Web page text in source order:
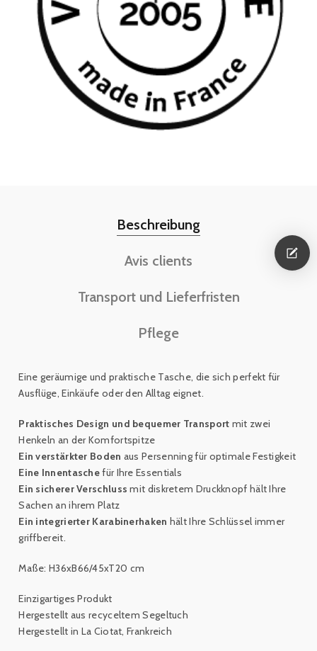
Beschreibung
Avis clients
Transport und Lieferfristen
Pflege
Eine geräumige und praktische Tasche, die sich perfekt für
Ausflüge, Einkäufe oder den Alltag eignet.
Praktisches Design und bequemer Transport mit zwei
Henkeln an der Komfortspitze
Ein verstärkter Boden aus Persenning für optimale Festigkeit
Eine Innentaschefür Ihre Essentials
Ein sicherer Verschluss mit diskretem Druckknopf hält Ihre
Sachen an ihrem Platz
Ein integrierter Karabinerhaken hält Ihre Schlüssel immer
griffbereit.
Maße: H36xB66/45xT20 cm
Einzigartiges Produkt
Hergestellt aus recyceltem Segeltuch
Hergestellt in La Ciotat, Frankreich